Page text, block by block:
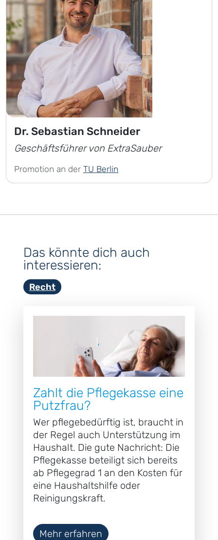
Dr. Sebastian Schneider
Geschäftsführer von ExtraSauber
Promotion an der TU Berlin
Das könnte dich auch
interessieren:
Recht
Zahlt die Pflegekasse eine
Putzfrau?
Wer pflegebedürftig ist, braucht in
der Regel auch Unterstützung im
Haushalt. Die gute Nachricht: Die
Pflegekasse beteiligt sich bereits
ab Pflegegrad 1 an den Kosten für
eine Haushaltshilfe oder
Reinigungskraft.
Mehr erfahren